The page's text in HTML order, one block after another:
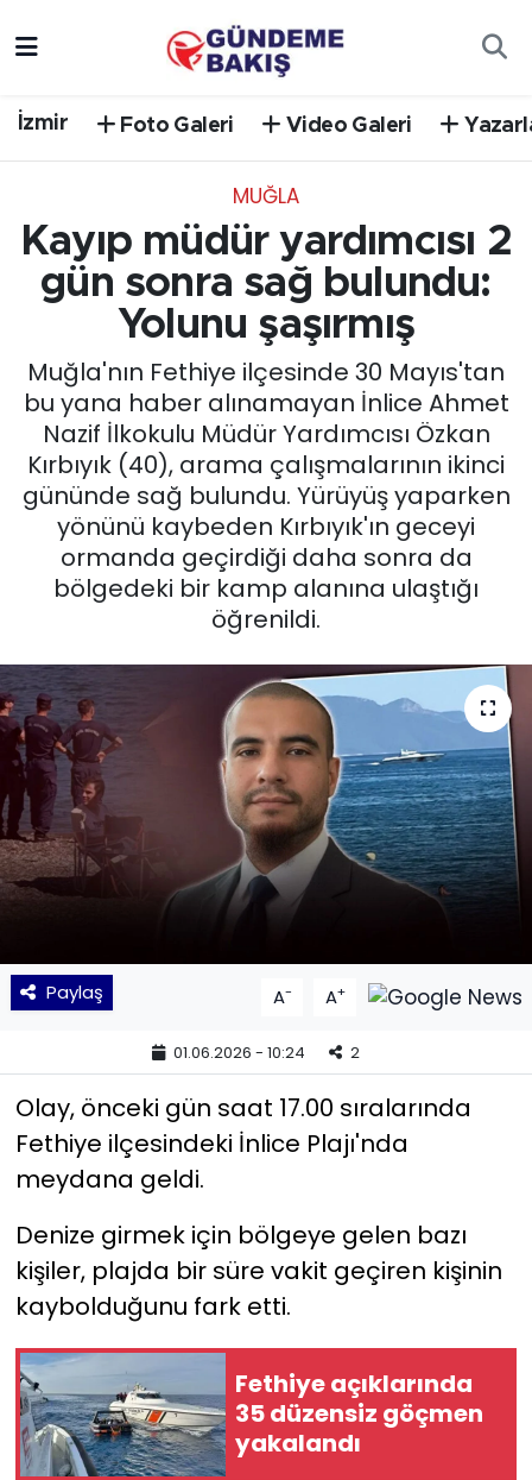
İzmir Foto Galeri Video Galeri
MUĞLA
Kayıp müdür yardımcısı 2
gün sonra sağ bulundu:
Yolunu şaşırmış
Muğla'nın Fethiye ilçesinde 30 Mayıs'tan
bu yana haber alınamayan İnlice Ahmet
Nazif İlkokulu Müdür Yardımcısı Özkan
Kırbıyık (40), arama çalışmalarının ikinci
gününde sağ bulundu. Yürüyüş yaparken
yönünü kaybeden Kırbıyık'ın geceyi
ormanda geçirdiği daha sonra da
bölgedeki bir kamp alanına ulaştığı
öğrenildi.
Paylaş A- A+
01.06.2026 - 10:24 2
Olay, önceki gün saat 17.00 sıralarında
Fethiye ilçesindeki İnlice Plajı'nda
meydana geldi.
Denize girmek için bölgeye gelen bazı
kişiler, plajda bir süre vakit geçiren kişinin
kaybolduğunu fark etti.
Fethiye açıklarında
35 düzensiz göçmen
yakalandı
EGE
EĞİTİM
EKONOMİ
English News
GÜNCEL
KÜLTÜR SANAT
POLİTİKA
SAĞLIK
Siyaset
SPOR
Yaşam
YEREL POLİTİKA
YEREL YÖNETİMLER
Yurt
Süper Lig Puan Durumu ve Fikstür
Tüm Manşetler
Son Dakika Haberleri
Haber Arşivi